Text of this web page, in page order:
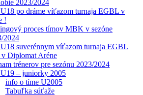
2023/2024
po dráme víťazom turnaja EGBL v
!
proces tímov MBK v sezóne
2024
suverénnym víťazom turnaja EGBL
Diplomat Aréne
trénerov pre sezónu 2023/2024
– juniorky 2005
info o tíme U2005
Tabuľka súťaže